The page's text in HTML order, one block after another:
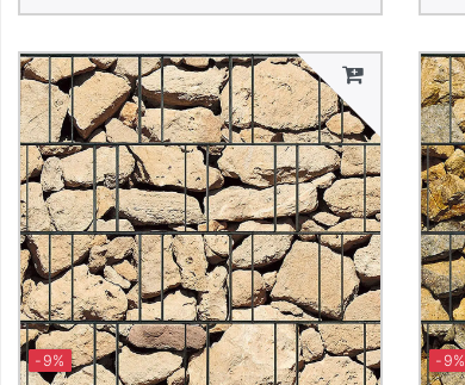
-9% -9%